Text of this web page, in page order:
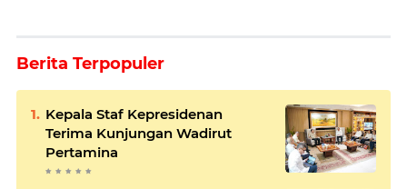
Berita Terpopuler
Kepala Staf Kepresidenan
Terima Kunjungan Wadirut
Pertamina